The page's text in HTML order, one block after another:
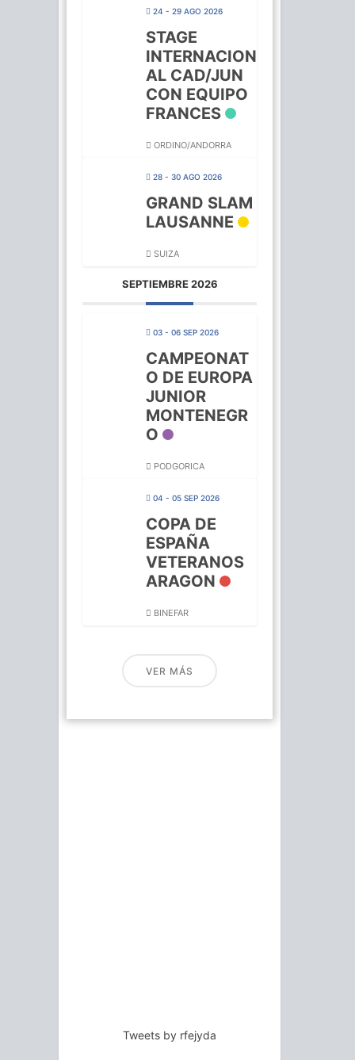
24 - 29 AGO 2026
STAGE
INTERNACION
AL CAD/JUN
CON EQUIPO
FRANCES
ORDINO/ANDORRA
28 - 30 AGO 2026
GRAND SLAM
LAUSANNE
SUIZA
SEPTIEMBRE 2026
03 - 06 SEP 2026
CAMPEONAT
O DE EUROPA
JUNIOR
MONTENEGR
O
PODGORICA
04 - 05 SEP 2026
COPA DE
ESPAÑA
VETERANOS
ARAGON
BINEFAR
VER MÁS
Tweets by rfejyda